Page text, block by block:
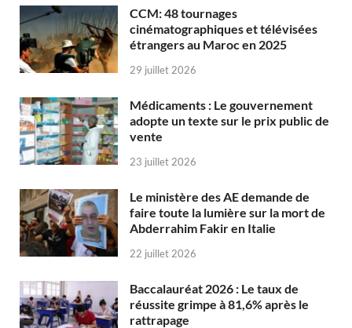
CCM: 48 tournages
cinématographiques et télévisées
étrangers au Maroc en 2025
29 juillet 2026
Médicaments : Le gouvernement
adopte un texte sur le prix public de
vente
23 juillet 2026
Le ministère des AE demande de
faire toute la lumière sur la mort de
Abderrahim Fakir en Italie
22 juillet 2026
Baccalauréat 2026 : Le taux de
réussite grimpe à 81,6% après le
rattrapage